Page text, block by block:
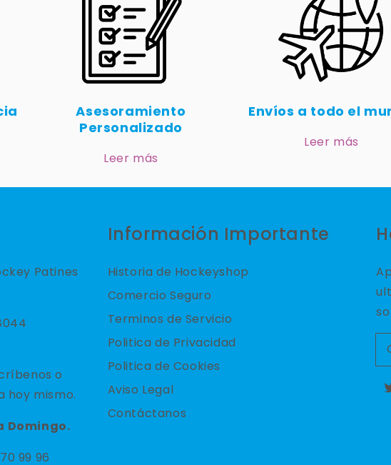
Asesoramiento
Personalizado
Leer más
Envíos a todo el
Leer más
Patines
o
hoy mismo.
Domingo.
99 96
Información Importante
Historia de Hockeyshop
Comercio Seguro
Terminos de Servicio
Politica de Privacidad
Politica de Cookies
Aviso Legal
Contáctanos